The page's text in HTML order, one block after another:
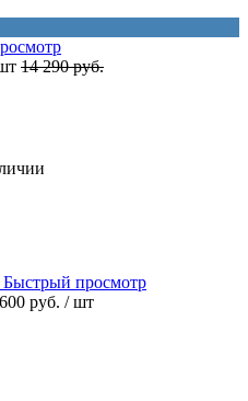
14 290 руб.
Быстрый просмотр
руб. / шт